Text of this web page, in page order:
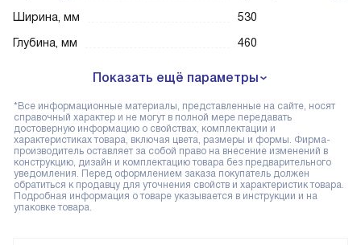
Ширина, мм
530
Глубина, мм
460
Показать ещё параметры
*Все информационные материалы, представленные на сайте, носят
справочный характер и не могут в полной мере передавать
достоверную информацию о свойствах, комплектации и
характеристиках товара, включая цвета, размеры и формы. Фирма-
производитель оставляет за собой право на внесение изменений в
конструкцию, дизайн и комплектацию товара без предварительного
уведомления. Перед оформлением заказа покупатель должен
обратиться к продавцу для уточнения свойств и характеристик товара.
Подробная информация о товаре указывается в инструкции и на
упаковке товара.